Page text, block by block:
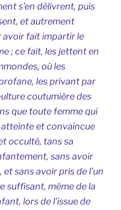
s’en délivrent, puis
et autrement
avoir fait impartir le
; ce fait, les jettent en
où les
les privant par
coutumière des
que toute femme qui
et convaincue
occulté, tans sa
sans avoir
et sans avoir pris de l’un
suffisant, même de la
lors de l’issue de